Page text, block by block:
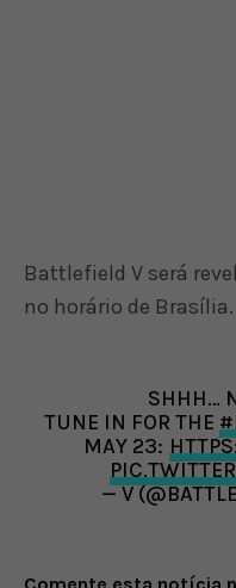
Battlefield V será
no horário de Brasília.
SHHH…
TUNE IN FOR THE
MAY 23:
— V